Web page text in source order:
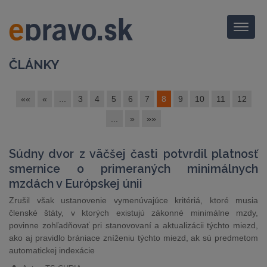
Menu
ČLÁNKY
«« « 3 4 5 6 7 8 9 10 11 12
» »»
Súdny dvor z väčšej časti potvrdil platnosť
smernice o primeraných minimálnych
mzdách v Európskej únii
Zrušil však ustanovenie vymenúvajúce kritériá, ktoré musia
členské štáty, v ktorých existujú zákonné minimálne mzdy,
povinne zohľadňovať pri stanovovaní a aktualizácii týchto miezd,
ako aj pravidlo brániace zníženiu týchto miezd, ak sú predmetom
automatickej indexácie